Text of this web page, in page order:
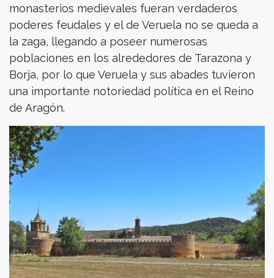
monasterios medievales fueran verdaderos
poderes feudales y el de Veruela no se queda a
la zaga, llegando a poseer numerosas
poblaciones en los alrededores de Tarazona y
Borja, por lo que Veruela y sus abades tuvieron
una importante notoriedad política en el Reino
de Aragón.